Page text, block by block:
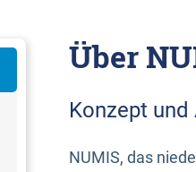
Über
Konzept und
NUMIS, das